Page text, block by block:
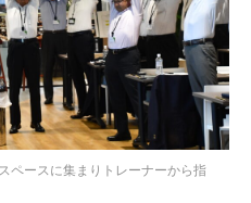
ペースに集まりトレーナーから指